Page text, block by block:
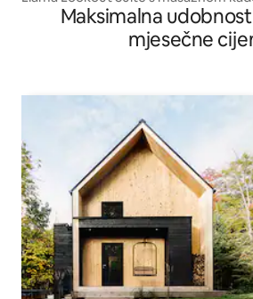
BasecampMaksimalna
mjesečne